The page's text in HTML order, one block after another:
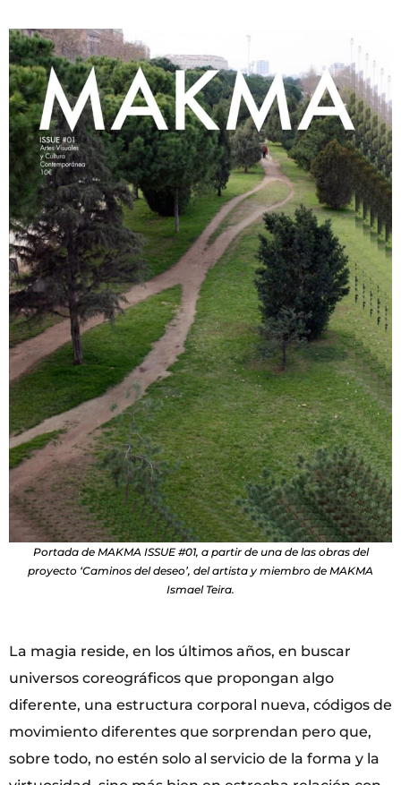
Portada de MAKMA ISSUE #01, a partir de una de las obras del
proyecto ‘Caminos del deseo’, del artista y miembro de MAKMA
Ismael Teira.
La magia reside, en los últimos años, en buscar
universos coreográficos que propongan algo
diferente, una estructura corporal nueva, códigos de
movimiento diferentes que sorprendan pero que,
sobre todo, no estén solo al servicio de la forma y la